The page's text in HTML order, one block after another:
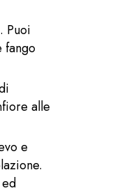
Puoi
fango
alle
e